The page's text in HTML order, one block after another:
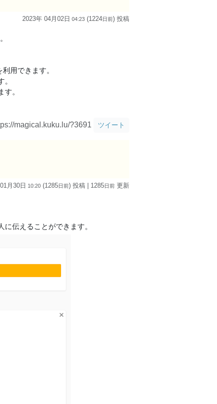
2023年 04月02日 04:23 (1224日前) 投稿
用できます。
。
magical.kuku.lu/?3691 ツイート
月30日 10:20 (1285日前) 投稿 | 1285日前 更新
伝えることができます。